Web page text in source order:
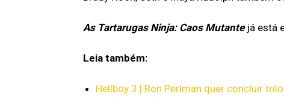
As Tartarugas Ninja: Caos Mutantejá está
Leia também:
Hellboy 3 | Ron Perlman quer concluir